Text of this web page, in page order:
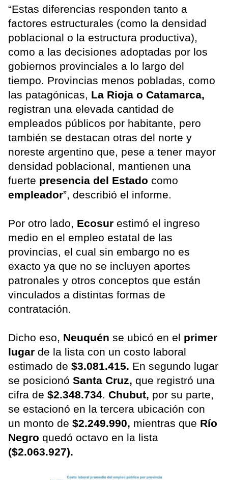
“Estas diferencias responden tanto a
factores estructurales (como la densidad
poblacional o la estructura productiva),
como a las decisiones adoptadas por los
gobiernos provinciales a lo largo del
tiempo. Provincias menos pobladas, como
las patagónicas, La Rioja o Catamarca,
registran una elevada cantidad de
empleados públicos por habitante, pero
también se destacan otras del norte y
noreste argentino que, pese a tener mayor
densidad poblacional, mantienen una
fuerte presencia del Estado como
empleador”, describió el informe.
Por otro lado, Ecosur estimó el ingreso
medio en el empleo estatal de las
provincias, el cual sin embargo no es
exacto ya que no se incluyen aportes
patronales y otros conceptos que están
vinculados a distintas formas de
contratación.
Dicho eso, Neuquén se ubicó en el primer
lugar de la lista con un costo laboral
estimado de $3.081.415. En segundo lugar
se posicionó Santa Cruz, que registró una
cifra de $2.348.734. Chubut, por su parte,
se estacionó en la tercera ubicación con
un monto de $2.249.990, mientras que Río
Negro quedó octavo en la lista
($2.063.927).